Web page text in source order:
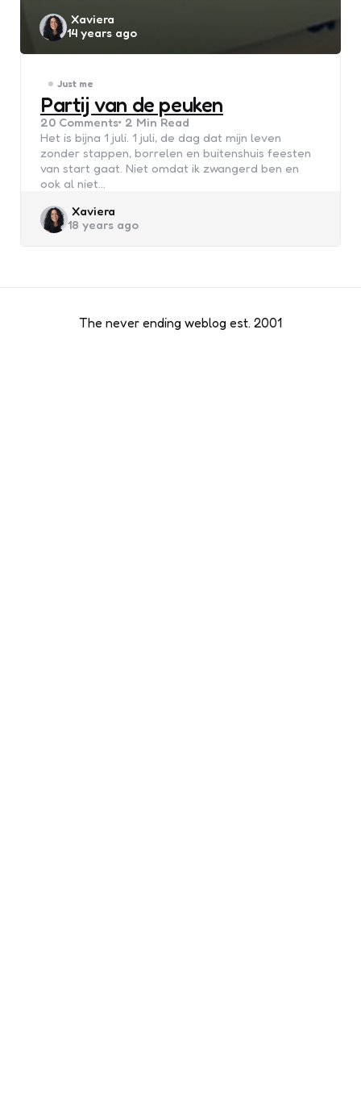
Posted
by
Xaviera
14 years ago
Just me
Partij van de peuken
20 Comments 2 Min Read
Het is bijna 1 juli. 1 juli, de dag dat mijn leven
zonder stappen, borrelen en buitenshuis feesten
van start gaat. Niet omdat ik zwangerd ben en
ook al niet…
Posted
by
Xaviera
18 years ago
The never ending weblog est. 2001